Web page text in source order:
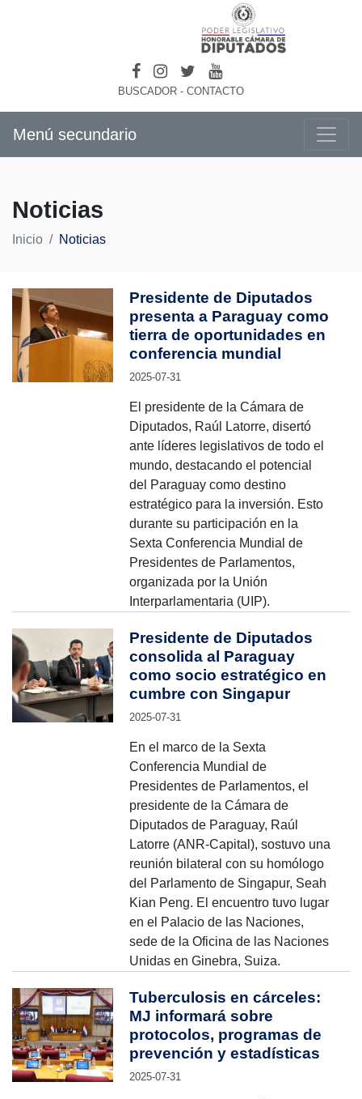
BUSCADOR - CONTACTO
Menú secundario
Noticias
Inicio Noticias
Presidente de Diputados
presenta a Paraguay como
tierra de oportunidades en
conferencia mundial
2025-07-31
El presidente de la Cámara de
Diputados, Raúl Latorre, disertó
ante líderes legislativos de todo el
mundo, destacando el potencial
del Paraguay como destino
estratégico para la inversión. Esto
durante su participación en la
Sexta Conferencia Mundial de
Presidentes de Parlamentos,
organizada por la Unión
Interparlamentaria (UIP).
Presidente de Diputados
consolida al Paraguay
como socio estratégico en
cumbre con Singapur
2025-07-31
En el marco de la Sexta
Conferencia Mundial de
Presidentes de Parlamentos, el
presidente de la Cámara de
Diputados de Paraguay, Raúl
Latorre (ANR-Capital), sostuvo una
reunión bilateral con su homólogo
del Parlamento de Singapur, Seah
Kian Peng. El encuentro tuvo lugar
en el Palacio de las Naciones,
sede de la Oficina de las Naciones
Unidas en Ginebra, Suiza.
Tuberculosis en cárceles:
MJ informará sobre
protocolos, programas de
prevención y estadísticas
2025-07-31